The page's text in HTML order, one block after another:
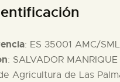
: ES 35001 AMC/
: SALVADOR
Agricultura de Las